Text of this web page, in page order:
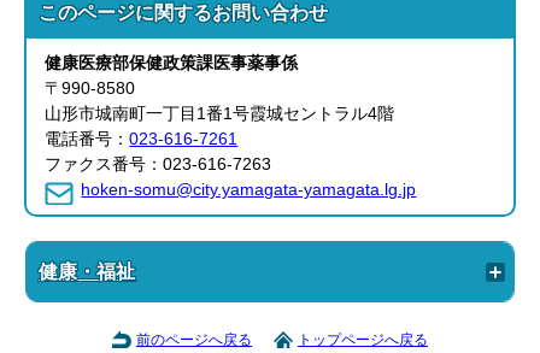
このページに関するお問い合わせ
健康医療部保健政策課医事薬事係
〒990-8580
山形市城南町一丁目1番1号霞城セントラル4階
電話番号：023-616-7261
ファクス番号：023-616-7263
hoken-somu@city.yamagata-yamagata.lg.jp
健康・福祉
前のページへ戻る トップページへ戻る